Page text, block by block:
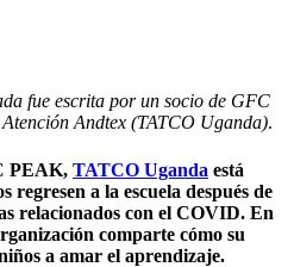
fue escrita por un socio de GFC
Andtex (TATCO Uganda).
PEAK, TATCO Uganda está
a la escuela después de
relacionados con el COVID. En
comparte cómo su
a amar el aprendizaje.